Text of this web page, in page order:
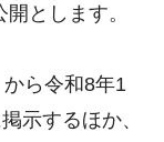
とします。
ら令和8年1
示するほか、